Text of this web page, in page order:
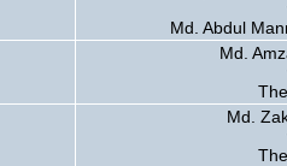
Md. Abdul
Md.
Md.